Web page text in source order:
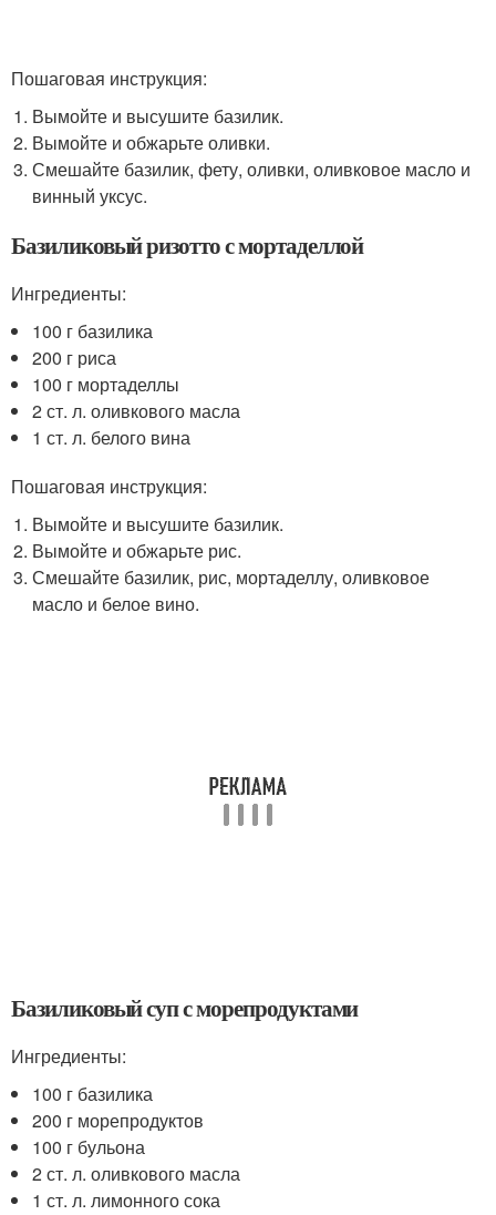
Пошаговая инструкция:
Вымойте и высушите базилик.
Вымойте и обжарьте оливки.
Смешайте базилик, фету, оливки, оливковое масло и
винный уксус.
Базиликовый ризотто с мортаделлой
Ингредиенты:
100 г базилика
200 г риса
100 г мортаделлы
2 ст. л. оливкового масла
1 ст. л. белого вина
Пошаговая инструкция:
Вымойте и высушите базилик.
Вымойте и обжарьте рис.
Смешайте базилик, рис, мортаделлу, оливковое
масло и белое вино.
Базиликовый суп с морепродуктами
Ингредиенты:
100 г базилика
200 г морепродуктов
100 г бульона
2 ст. л. оливкового масла
1 ст. л. лимонного сока